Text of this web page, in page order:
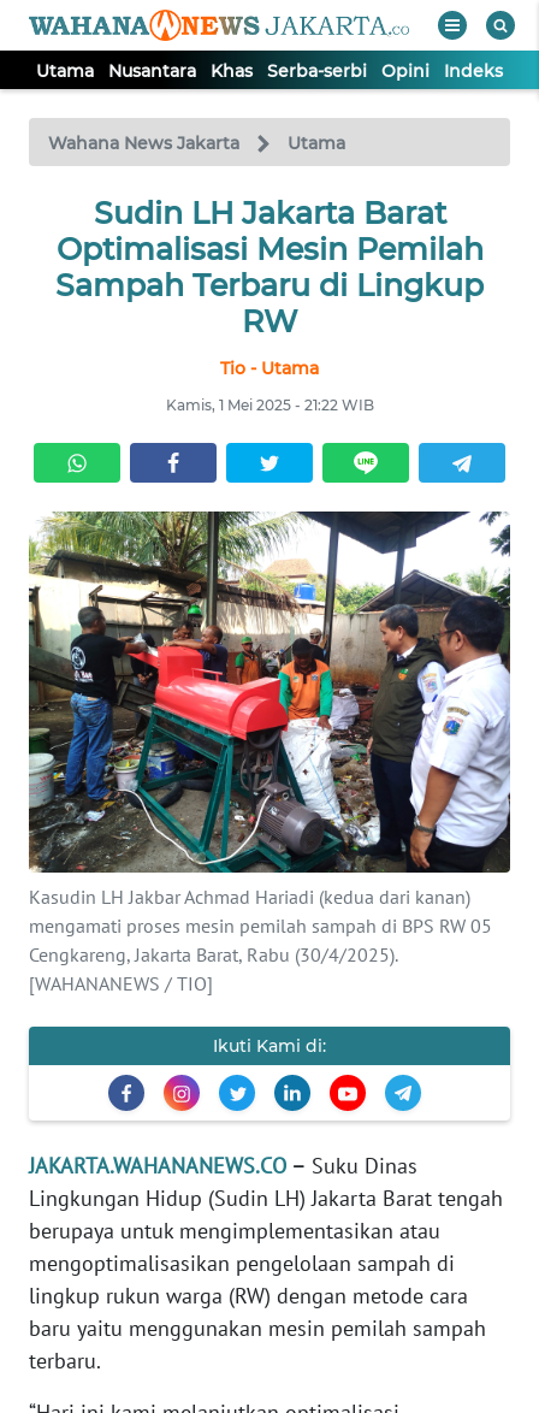
Utama Nusantara Khas Serba-serbi Opini Indeks
Wahana News Jakarta Utama
Sudin LH Jakarta Barat
Optimalisasi Mesin Pemilah
Sampah Terbaru di Lingkup
RW
Tio - Utama
Kamis, 1 Mei 2025 - 21:22 WIB
Kasudin LH Jakbar Achmad Hariadi (kedua dari kanan)
mengamati proses mesin pemilah sampah di BPS RW 05
Cengkareng, Jakarta Barat, Rabu (30/4/2025).
[WAHANANEWS / TIO]
Ikuti Kami di:
JAKARTA.WAHANANEWS.CO – Suku Dinas
Lingkungan Hidup (Sudin LH) Jakarta Barat tengah
berupaya untuk mengimplementasikan atau
mengoptimalisasikan pengelolaan sampah di
lingkup rukun warga (RW) dengan metode cara
baru yaitu menggunakan mesin pemilah sampah
terbaru.
TV
Tutup
NUSANTARA
SERBI
OPINI
Informasi
INDEKS
BERITA
KONTAK
KAMI
INFO
IKLAN
TENTANG
PEDOMAN
SIBER
KARIR
Wahana
News
Regional